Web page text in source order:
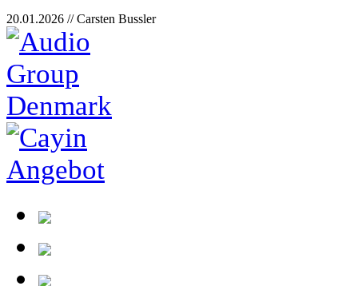
20.01.2026 // Carsten Bussler